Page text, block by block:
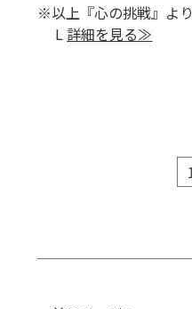
※以上『心の挑戦』よ
L 詳細を見る≫